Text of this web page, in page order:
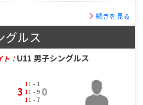
続きを見る
グルス
ト：U11 男子シングルス
3
11 - 1
11 - 9
11 - 7
0